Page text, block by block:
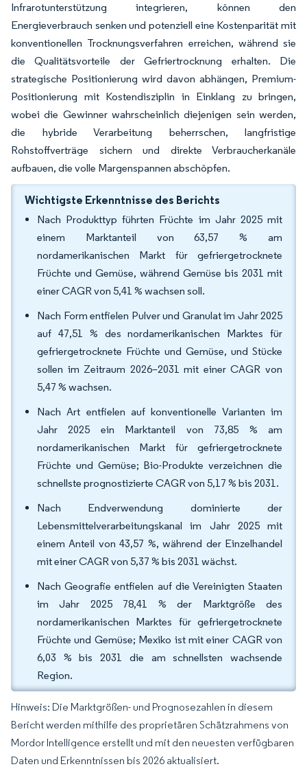
Infrarotunterstützung integrieren, können den
Energieverbrauch senken und potenziell eine Kostenparität mit
konventionellen Trocknungsverfahren erreichen, während sie
die Qualitätsvorteile der Gefriertrocknung erhalten. Die
strategische Positionierung wird davon abhängen, Premium-
Positionierung mit Kostendisziplin in Einklang zu bringen,
wobei die Gewinner wahrscheinlich diejenigen sein werden,
die hybride Verarbeitung beherrschen, langfristige
Rohstoffverträge sichern und direkte Verbraucherkanäle
aufbauen, die volle Margenspannen abschöpfen.
Wichtigste Erkenntnisse des Berichts
Nach Produkttyp führten Früchte im Jahr 2025 mit
einem Marktanteil von 63,57 % am
nordamerikanischen Markt für gefriergetrocknete
Früchte und Gemüse, während Gemüse bis 2031 mit
einer CAGR von 5,41 % wachsen soll.
Nach Form entfielen Pulver und Granulat im Jahr 2025
auf 47,51 % des nordamerikanischen Marktes für
gefriergetrocknete Früchte und Gemüse, und Stücke
sollen im Zeitraum 2026–2031 mit einer CAGR von
5,47 % wachsen.
Nach Art entfielen auf konventionelle Varianten im
Jahr 2025 ein Marktanteil von 73,85 % am
nordamerikanischen Markt für gefriergetrocknete
Früchte und Gemüse; Bio-Produkte verzeichnen die
schnellste prognostizierte CAGR von 5,17 % bis 2031.
Nach Endverwendung dominierte der
Lebensmittelverarbeitungskanal im Jahr 2025 mit
einem Anteil von 43,57 %, während der Einzelhandel
mit einer CAGR von 5,37 % bis 2031 wächst.
Nach Geografie entfielen auf die Vereinigten Staaten
im Jahr 2025 78,41 % der Marktgröße des
nordamerikanischen Marktes für gefriergetrocknete
Früchte und Gemüse; Mexiko ist mit einer CAGR von
6,03 % bis 2031 die am schnellsten wachsende
Region.
Hinweis: Die Marktgrößen- und Prognosezahlen in diesem
Bericht werden mithilfe des proprietären Schätzrahmens von
Mordor Intelligence erstellt und mit den neuesten verfügbaren
Daten und Erkenntnissen bis 2026 aktualisiert.